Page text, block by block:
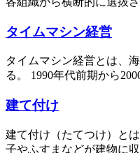
タイムマシン経営
タイムマシン経営とは、
る。 1990年代前期から
建て付け
建て付け（たてつけ）と
子やふすまなどが建物に